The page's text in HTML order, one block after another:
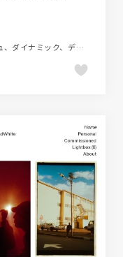
LP・特集ページ、グレー系、スタイリッシュ、ダイナミック、デザイン・アート・音楽・文芸、ブラック系 、ホワイト系、大きめ写真